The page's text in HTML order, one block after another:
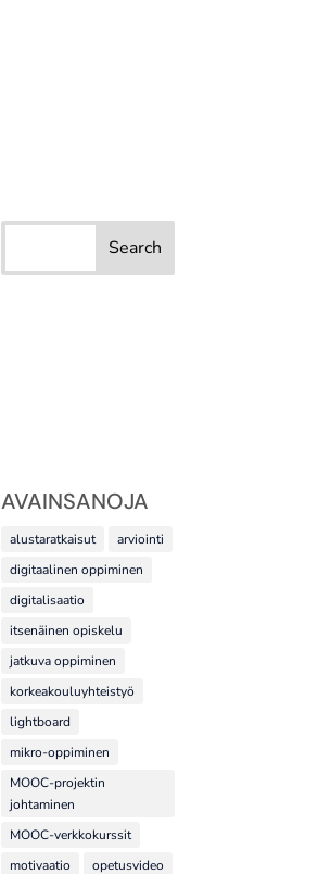
AVAINSANOJA
alustaratkaisut
arviointi
digitaalinen oppiminen
digitalisaatio
itsenäinen opiskelu
jatkuva oppiminen
korkeakouluyhteistyö
lightboard
mikro-oppiminen
MOOC-projektin
johtaminen
MOOC-verkkokurssit
motivaatio
opetusvideo